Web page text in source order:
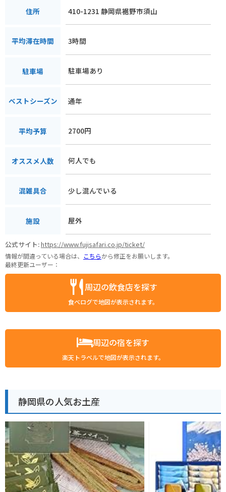
住所 410-1231 静岡県裾野市須山
平均滞在時間 3時間
駐車場 駐車場あり
ベストシーズン 通年
平均予算 2700円
オススメ人数 何人でも
混雑具合 少し混んでいる
施設 屋外
公式サイト:https://www.fujisafari.co.jp/ticket/
情報が間違っている場合は、 こちらから修正をお願いします。
最終更新ユーザー：
周辺の飲食店を探す
食べログで地図が表示されます。
周辺の宿を探す
楽天トラベルで地図が表示されます。
静岡県の人気お土産